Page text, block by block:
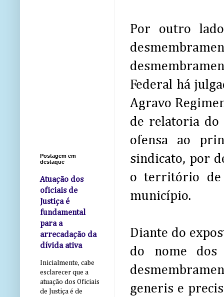
Por outro
Federal há
Agravo
de relatoria do
ofensa ao
sindicato, por
o território de
município.
Diante do
do nome dos
generis e
Postagem em
destaque
Atuação dos
oficiais de
Justiça é
fundamental
para a
arrecadação da
dívida ativa
Inicialmente, cabe
esclarecer que a
atuação dos Oficiais
de Justiça é de